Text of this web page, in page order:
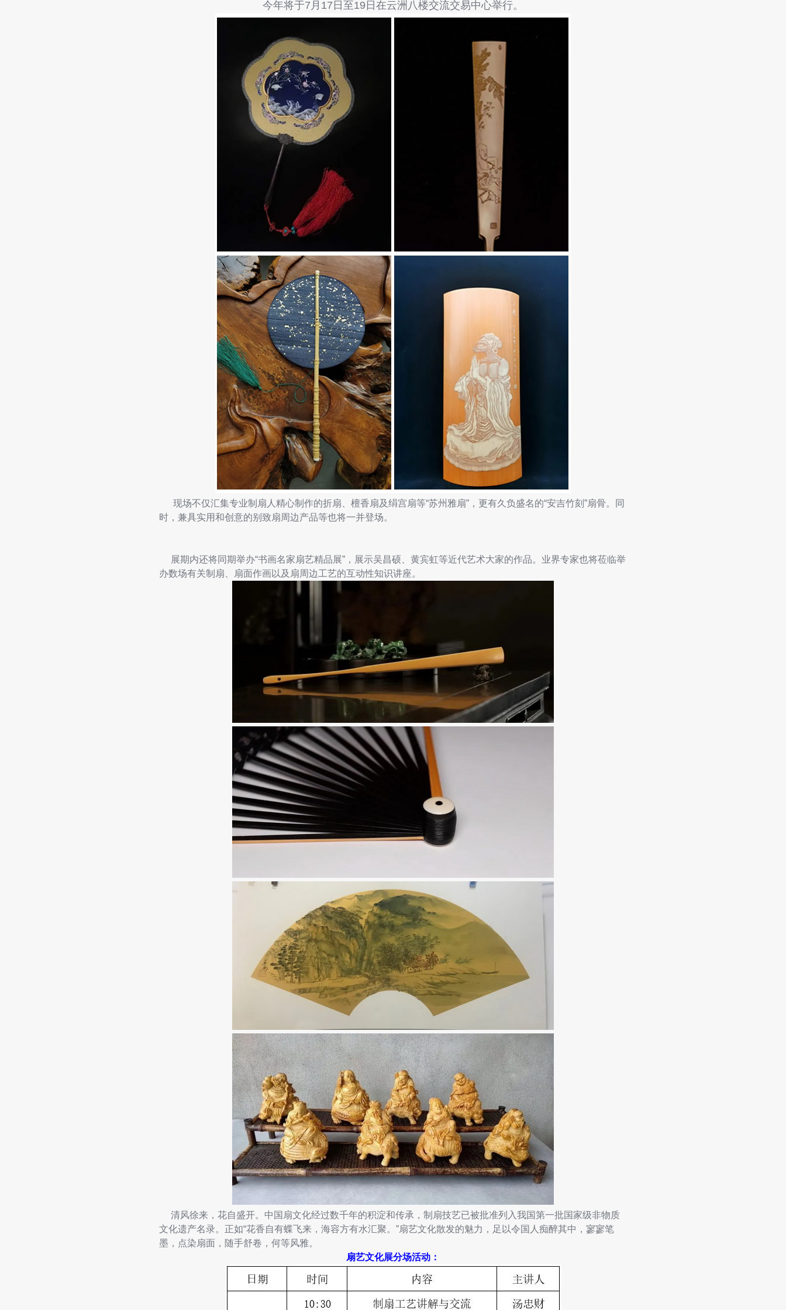
今年将于7月17日至19日在云洲八楼交流交易中心举行。
现场不仅汇集专业制扇人精心制作的折扇、檀香扇及绢宫扇等“苏州雅扇”，更有久负盛名的“安吉竹刻”扇骨。同
时，兼具实用和创意的别致扇周边产品等也将一并登场。
展期内还将同期举办“书画名家扇艺精品展”，展示吴昌硕、黄宾虹等近代艺术大家的作品。业界专家也将莅临举
办数场有关制扇、扇面作画以及扇周边工艺的互动性知识讲座。
清风徐来，花自盛开。中国扇文化经过数千年的积淀和传承，制扇技艺已被批准列入我国第一批国家级非物质
文化遗产名录。正如“花香自有蝶飞来，海容方有水汇聚。”扇艺文化散发的魅力，足以令国人痴醉其中，寥寥笔
墨，点染扇面，随手舒卷，何等风雅。
扇艺文化展分场活动：